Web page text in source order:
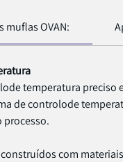
muflas OVAN:
temperatura
de controlode
processo.
com